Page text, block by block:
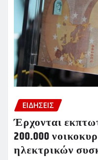
ΕΙΔΗΣΕΙΣ
Έρχονται
200.000
ηλεκτρικών